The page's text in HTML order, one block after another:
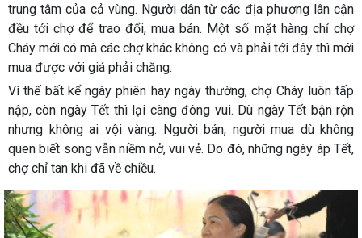
trung tâm của cả vùng. Người dân từ các địa phương lân cận
đều tới chợ để trao đổi, mua bán. Một số mặt hàng chỉ chợ
Cháy mới có mà các chợ khác không có và phải tới đây thì mới
mua được với giá phải chăng.
Vì thế bất kể ngày phiên hay ngày thường, chợ Cháy luôn tấp
nập, còn ngày Tết thì lại càng đông vui. Dù ngày Tết bận rộn
nhưng không ai vội vàng. Người bán, người mua dù không
quen biết song vẫn niềm nở, vui vẻ. Do đó, những ngày áp Tết,
chợ chỉ tan khi đã về chiều.